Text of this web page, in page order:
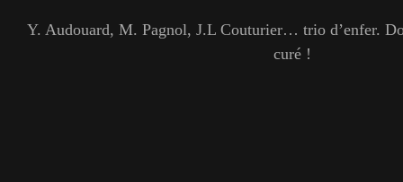
Y. Audouard, M. Pagnol, J.L Couturier… trio d’enfer.
curé !